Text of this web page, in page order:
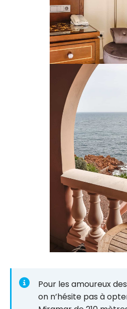
Pour les amoureux
on n’hésite pas à